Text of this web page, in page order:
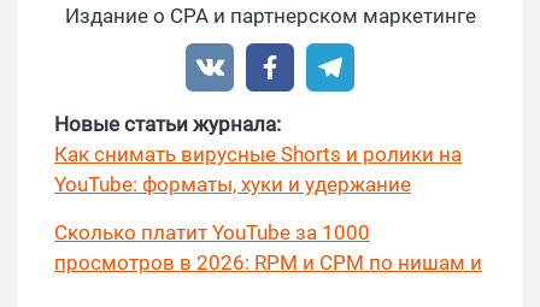
Издание о CPA и партнерском маркетинге
Новые статьи журнала:
Как снимать вирусные Shorts и ролики на
YouTube: форматы, хуки и удержание
Сколько платит YouTube за 1000
просмотров в 2026: RPM и CPM по нишам и